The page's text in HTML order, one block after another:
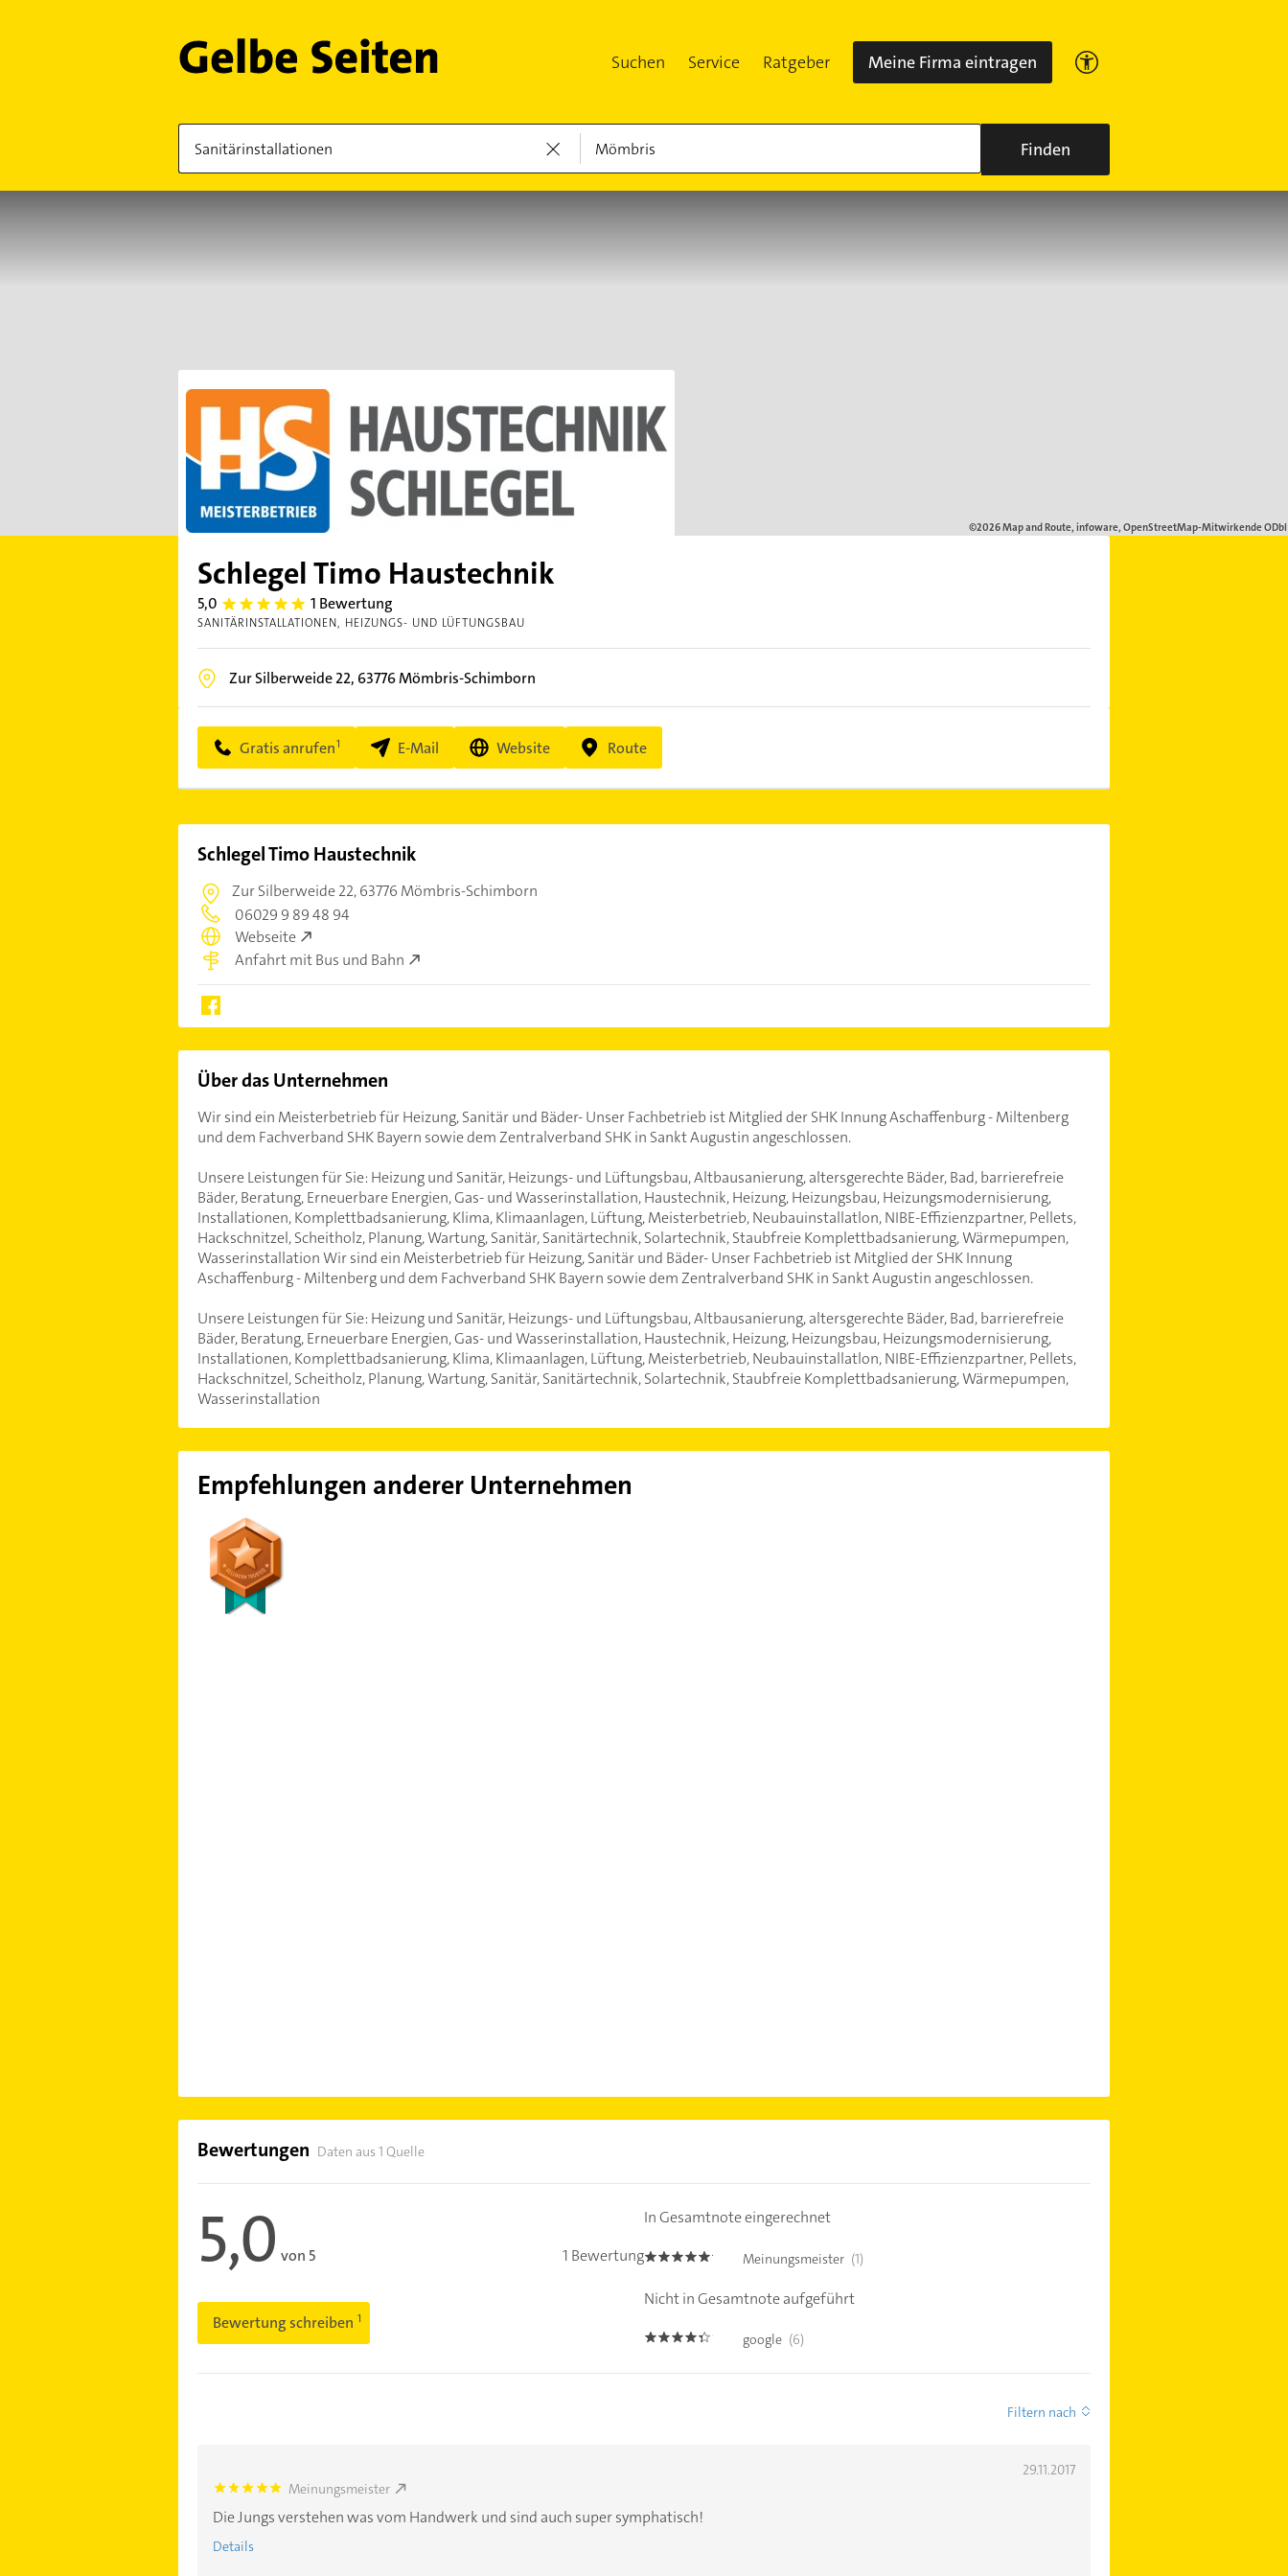
Suchen Service Ratgeber Meine Firma eintragen
Finden
Schlegel Timo Haustechnik
5,0 5.0 1 Bewertung
SANITÄRINSTALLATIONEN HEIZUNGS- UND LÜFTUNGSBAU
Zur Silberweide 22, 63776Mömbris-Schimborn
Gratis anrufen E-Mail Website Route
Schlegel Timo Haustechnik
Zur Silberweide 22,63776 Mömbris-Schimborn
06029 9 89 48 94
Webseite
Anfahrt mit Bus und Bahn
Über das Unternehmen
Wir sind ein Meisterbetrieb für Heizung, Sanitär und Bäder- Unser Fachbetrieb ist Mitglied der SHK Innung Aschaffenburg - Miltenberg
und dem Fachverband SHK Bayern sowie dem Zentralverband SHK in Sankt Augustin angeschlossen.
Unsere Leistungen für Sie: Heizung und Sanitär, Heizungs- und Lüftungsbau, Altbausanierung, altersgerechte Bäder, Bad, barrierefreie
Bäder, Beratung, Erneuerbare Energien, Gas- und Wasserinstallation, Haustechnik, Heizung, Heizungsbau, Heizungsmodernisierung,
Installationen, Komplettbadsanierung, Klima, Klimaanlagen, Lüftung, Meisterbetrieb, Neubauinstallatlon, NIBE-Effizienzpartner, Pellets,
Hackschnitzel, Scheitholz, Planung, Wartung, Sanitär, Sanitärtechnik, Solartechnik, Staubfreie Komplettbadsanierung, Wärmepumpen,
Wasserinstallation Wir sind ein Meisterbetrieb für Heizung, Sanitär und Bäder- Unser Fachbetrieb ist Mitglied der SHK Innung
Aschaffenburg - Miltenberg und dem Fachverband SHK Bayern sowie dem Zentralverband SHK in Sankt Augustin angeschlossen.
Unsere Leistungen für Sie: Heizung und Sanitär, Heizungs- und Lüftungsbau, Altbausanierung, altersgerechte Bäder, Bad, barrierefreie
Bäder, Beratung, Erneuerbare Energien, Gas- und Wasserinstallation, Haustechnik, Heizung, Heizungsbau, Heizungsmodernisierung,
Installationen, Komplettbadsanierung, Klima, Klimaanlagen, Lüftung, Meisterbetrieb, Neubauinstallatlon, NIBE-Effizienzpartner, Pellets,
Hackschnitzel, Scheitholz, Planung, Wartung, Sanitär, Sanitärtechnik, Solartechnik, Staubfreie Komplettbadsanierung, Wärmepumpen,
Wasserinstallation
Empfehlungen anderer Unternehmen
Bewertungen Daten aus 1 Quelle
5,0 von 5 1 Bewertung
Bewertung schreiben
In Gesamtnote eingerechnet
5.0 Meinungsmeister (1)
Nicht in Gesamtnote aufgeführt
4.3 google (6)
Filtern nach
29.11.2017
5.0 Meinungsmeister
Die Jungs verstehen was vom Handwerk und sind auch super symphatisch!
Details